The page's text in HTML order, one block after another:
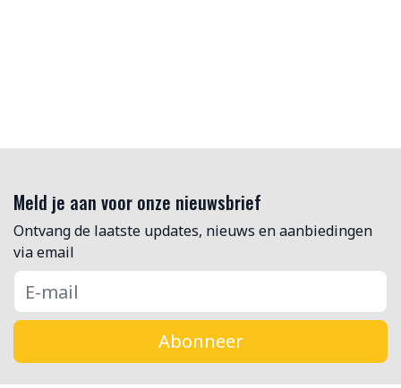
Meld je aan voor onze nieuwsbrief
Ontvang de laatste updates, nieuws en aanbiedingen
via email
Abonneer